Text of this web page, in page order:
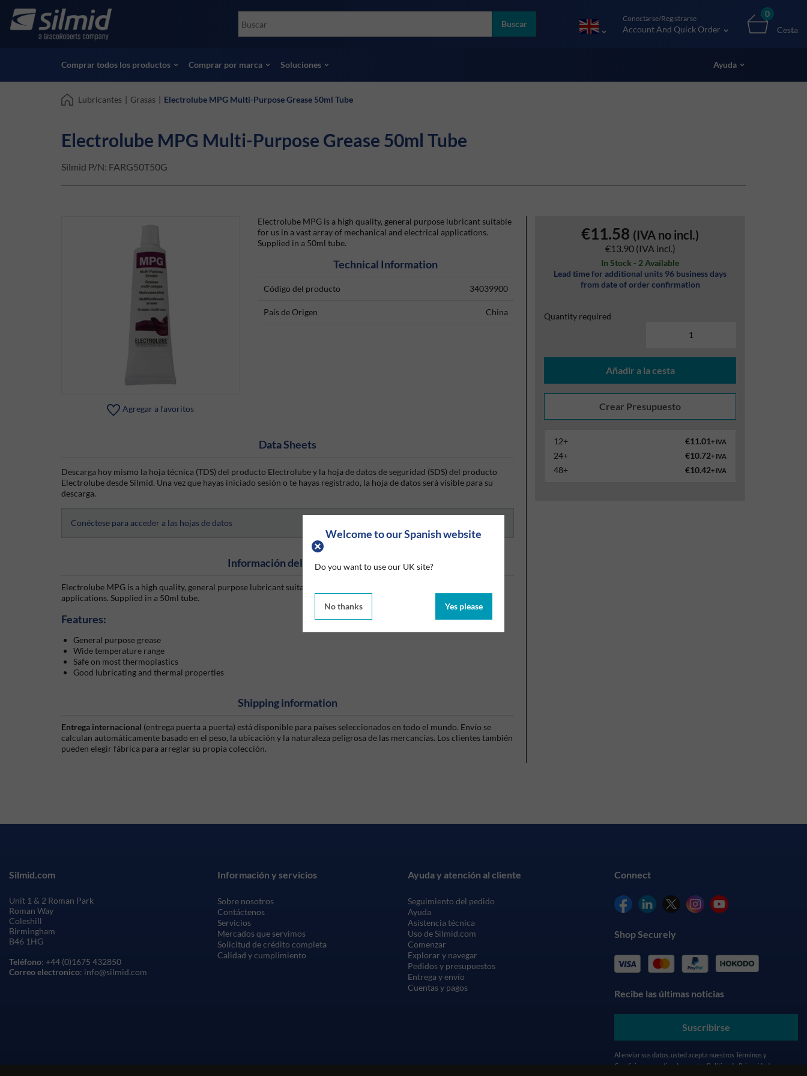
Welcome to our Spanish website
Do you want to use our UK site?
No thanks Yes please
main
Accessories
Ensayos no destructivos (NDT)
Ver todos los productos
Socomore
Buscar
Conectarse/Registrarse
Account And Quick Order
0
Cesta
Comprar todos los productos Comprar por marca Soluciones Ayuda
Lubricantes | Grasas | Electrolube MPG Multi-Purpose Grease 50ml Tube
Electrolube MPG Multi-Purpose Grease 50ml Tube
Silmid P/N: FARG50T50G
Agregar a favoritos
€11.58 (IVA no incl.)
€13.90 (IVA incl.)
In Stock - 2 Available
Lead time for additional units 96 business days
from date of order confirmation
Quantity required
Añadir a la cesta
12+ €11.01+ IVA
24+ €10.72+ IVA
48+ €10.42+ IVA
Electrolube MPG is a high quality, general purpose lubricant suitable
for us in a vast array of mechanical and electrical applications.
Supplied in a 50ml tube.
Technical Information
Código del producto 34039900
País de Origen China
Data Sheets
Descarga hoy mismo la hoja técnica (TDS) del producto Electrolube y la hoja de datos de seguridad (SDS) del producto
Electrolube desde Silmid. Una vez que hayas iniciado sesión o te hayas registrado, la hoja de datos será visible para su
descarga.
Conéctese para acceder a las hojas de datos
Información del producto
Electrolube MPG is a high quality, general purpose lubricant suitable for us in a vast array of mechanical and electrical
applications. Supplied in a 50ml tube.
Features:
General purpose grease
Wide temperature range
Safe on most thermoplastics
Good lubricating and thermal properties
Shipping information
Entrega internacional (entrega puerta a puerta) está disponible para países seleccionados en todo el mundo. Envío se
calculan automáticamente basado en el peso, la ubicación y la naturaleza peligrosa de las mercancías. Los clientes también
pueden elegir fábrica para arreglar su propia colección.
Información y servicios
Sobre nosotros
Contáctenos
Servicios
Mercados que servimos
Solicitud de crédito completa
Calidad y cumplimiento
Ayuda y atención al cliente
Seguimiento del pedido
Ayuda
Asistencia técnica
Uso de Silmid.com
Comenzar
Explorar y navegar
Pedidos y presupuestos
Entrega y envío
Cuentas y pagos
Connect
Shop Securely
Recibe las últimas noticias
Suscribirse
Al enviar sus datos, usted acepta nuestros Términos y
Condiciones
y entiende nuestra Política de Privacidad
Silmid.com
Unit 1 & 2 Roman Park
Roman Way
Coleshill
Birmingham
B46 1HG
Teléfono: +44 (0)1675 432850
Correo electronico: info@silmid.com